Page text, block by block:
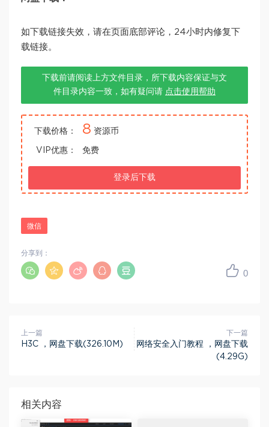
如下载链接失效，请在页面底部评论，24小时内修复下
载链接。
下载前请阅读上方文件目录，所下载内容保证与文
件目录内容一致，如有疑问请 点击使用帮助
下载价格： 8 资源币
VIP优惠： 免费
登录后下载
微信
0
分享到：
上一篇
H3C ，网盘下载(326.10M)
下一篇
网络安全入门教程 ，网盘下载
(4.29G)
相关内容